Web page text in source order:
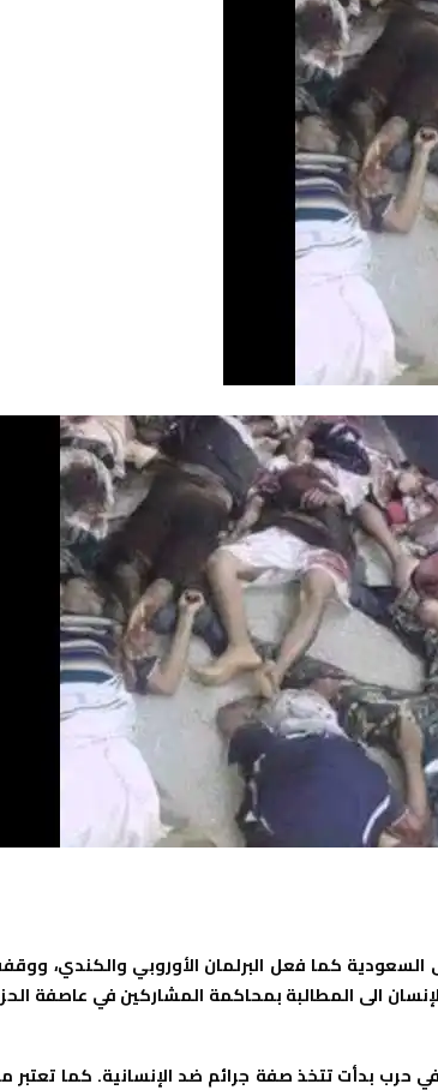
كما فعل البرلمان الأوروبي والكندي،
الى المطالبة بمحاكمة المشاركين في عاصفة
بدأت تتخذ صفة جرائم ضد الإنسانية. كما تعتبر